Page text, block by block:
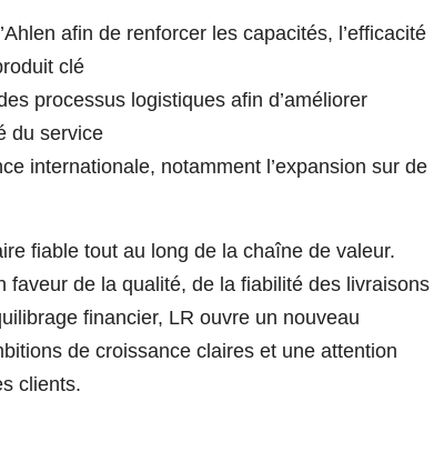
afin de renforcer les capacités, l’efficacité
clé
processus logistiques afin d’améliorer
du service
internationale, notamment l’expansion sur de
fiable tout au long de la chaîne de valeur.
faveur de la qualité, de la fiabilité des livraisons
financier, LR ouvre un nouveau
de croissance claires et une attention
clients.